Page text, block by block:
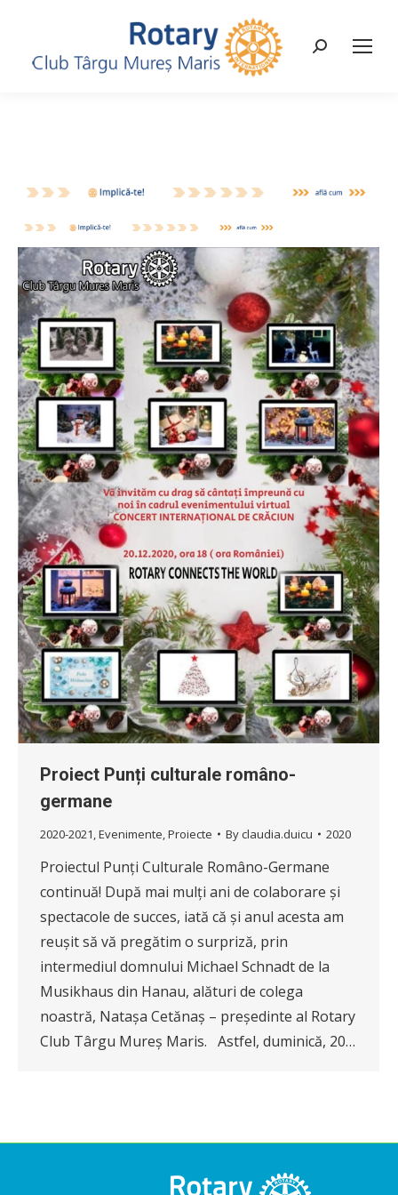
Search:
Proiect Punți culturale româno-
germane
2020-2021,Evenimente,Proiecte By claudia.duicu 2020
Proiectul Punți Culturale Româno-Germane
continuă! După mai mulți ani de colaborare și
spectacole de succes, iată că și anul acesta am
reușit să vă pregătim o surpriză, prin
intermediul domnului Michael Schnadt de la
Musikhaus din Hanau, alături de colega
noastră, Natașa Cetănaș – președinte al Rotary
Club Târgu Mureș Maris. Astfel, duminică, 20…